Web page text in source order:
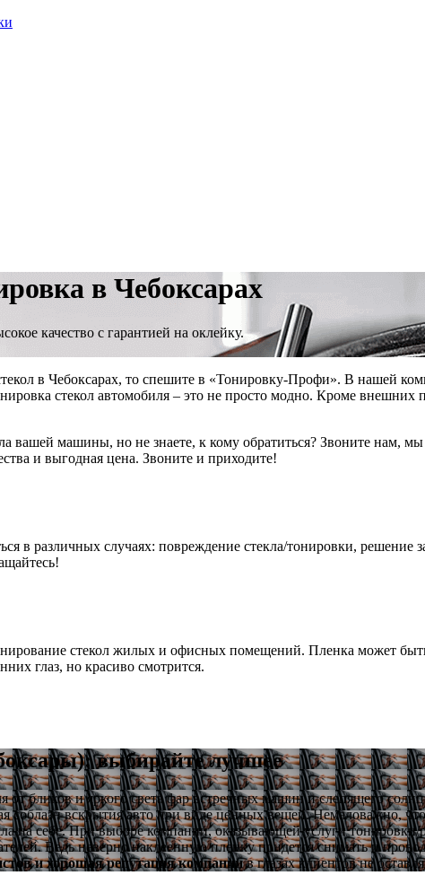
в Чебоксарах
качество с гарантией на оклейку.
в Чебоксарах, то спешите в «Тонировку-Профи». В нашей
стекол автомобиля – это не просто модно. Кроме
вашей машины, но не знаете, к кому обратиться? Звоните нам,
и выгодная цена. Звоните и приходите!
в различных случаях: повреждение стекла/тонировки,
стекол жилых и офисных помещений. Пленка может
глаз, но красиво смотрится.
выбирайте лучшее
от бликов и яркого света фар встречных машин и слепящего
вскрытия авто при виде ценных вещей. Немаловажно,
на себе. При выборе компании, оказывающей услуги
Ведь неверно наклеенную пленку придется снимать и
и хорошая репутация компаниив глазах клиентов не